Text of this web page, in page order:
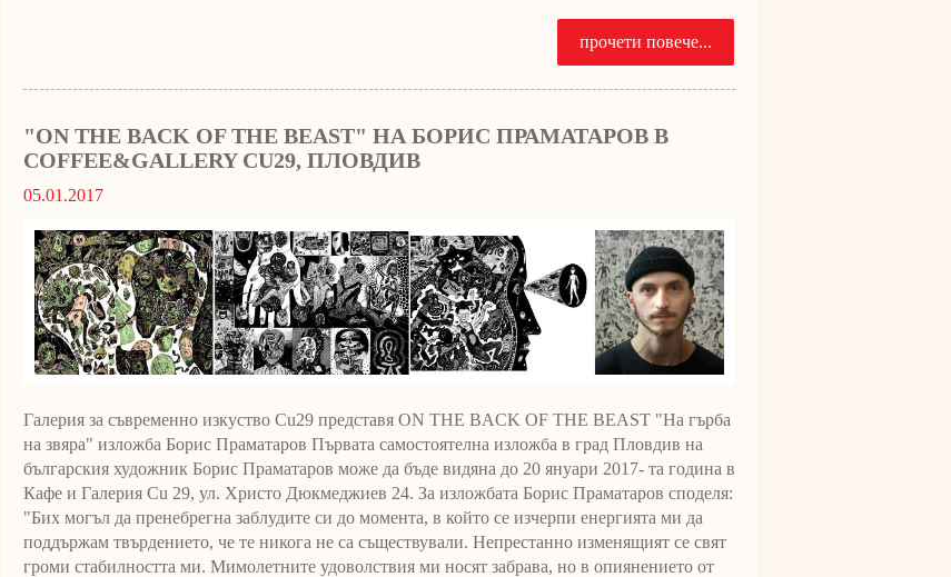
прочети повече...
"ON THE BACK OF THE BEAST" НА БОРИС ПРАМАТАРОВ В
COFFEE&GALLERY CU29, ПЛОВДИВ
05.01.2017
Галерия за съвременно изкуство Cu29 представя ON THE BACK OF THE BEAST "На гърба
на звяра" изложба Борис Праматаров Първата самостоятелна изложба в град Пловдив на
българския художник Борис Праматаров може да бъде видяна до 20 януари 2017- та година в
Кафе и Галерия Cu 29, ул. Христо Дюкмеджиев 24. За изложбата Борис Праматаров споделя:
"Бих могъл да пренебрегна заблудите си до момента, в който се изчерпи енергията ми да
поддържам твърдението, че те никога не са съществували. Непрестанно изменящият се свят
громи стабилността ми. Мимолетните удоволствия ми носят забрава, но в опиянението от